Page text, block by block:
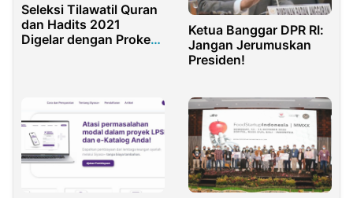
Seleksi Tilawatil Quran
dan Hadits 2021
Digelar dengan Prokes
Ketua Banggar DPR RI:
Jangan Jerumuskan
Presiden!